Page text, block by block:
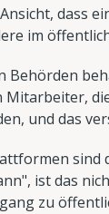
dass
im
Behörden
Mitarbeiter,
und das
sind
ist das
zu